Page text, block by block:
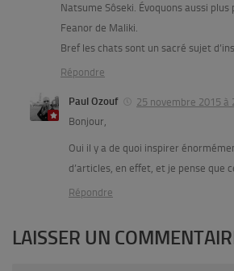
Natsume Sôseki. Évoquons aussi
Feanor de Maliki.
Bref les chats sont un sacré sujet
Répondre
Paul Ozouf
25 novembre 2015 à
Bonjour,
Oui il y a de quoi inspirer
d’articles, en effet, et je pense que
Répondre
LAISSER UN